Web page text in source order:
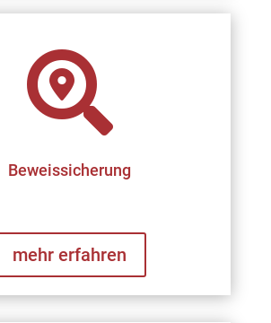

Beweissicherung
mehr erfahren